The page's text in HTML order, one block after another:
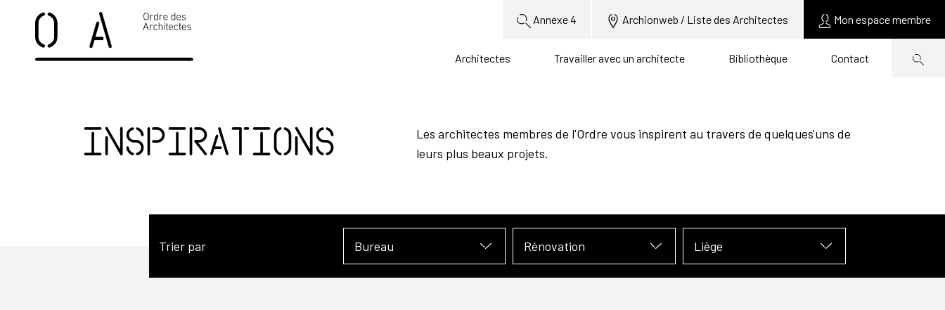
Annexe 4 Archionweb / Liste des Architectes Mon espace membre
Architectes Travailler avec un architecte Bibliothèque Contact
Inspirations
Les architectes membres de l'Ordre vous inspirent au travers de quelques'uns de
leurs plus beaux projets.
Trier par Bureau Rénovation Liège